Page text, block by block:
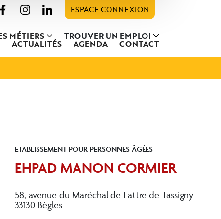
ESPACE CONNEXION
MÉTIERS TROUVER UN EMPLOI
ACTUALITÉS AGENDA CONTACT
ETABLISSEMENT POUR PERSONNES ÂGÉES
EHPAD MANON CORMIER
58, avenue du Maréchal de Lattre de Tassigny
33130 Bègles